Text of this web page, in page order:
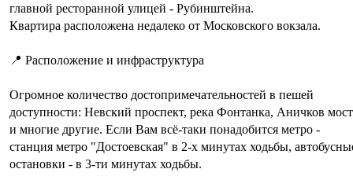
главной ресторанной улицей - Рубинштейна.
​Квартира расположена недалеко от Московского вокзала.
📍 Расположение и инфраструктура
Огромное количество достопримечательностей в пешей
доступности: Невский проспект, река Фонтанка, Аничков мост
и многие другие. Если Вам всё-таки понадобится метро -
станция метро "Достоевская" в 2-х минутах ходьбы,
остановки - в 3-ти минутах ходьбы.